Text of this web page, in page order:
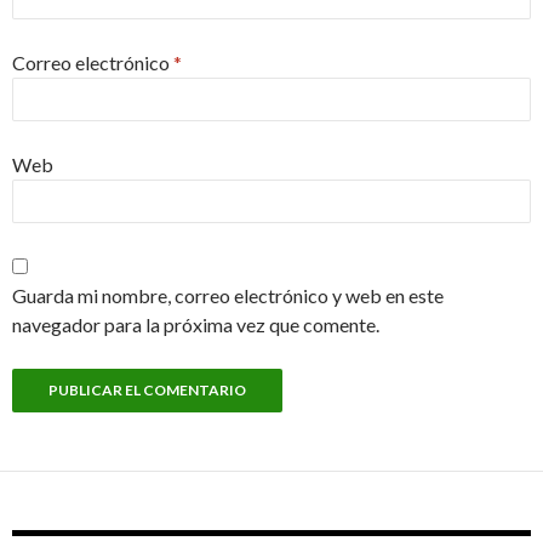
Correo electrónico *
Web
Guarda mi nombre, correo electrónico y web en este
navegador para la próxima vez que comente.